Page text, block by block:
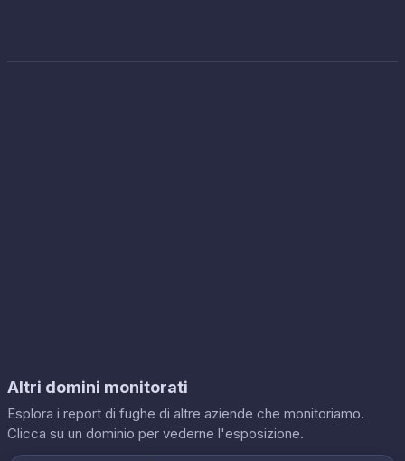
Altri domini monitorati
Esplora i report di fughe di altre aziende che monitoriamo.
Clicca su un dominio per vederne l'esposizione.